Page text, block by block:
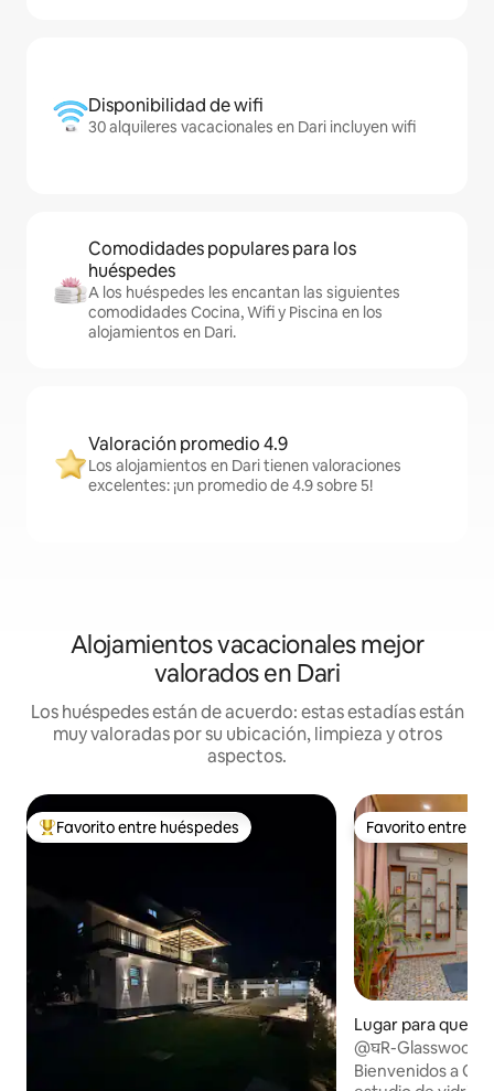
Disponibilidad de wifi
30 alquileres vacacionales en Dari incluyen wifi
Comodidades populares para los
huéspedes
A los huéspedes les encantan las siguientes
comodidades Cocina, Wifi y Piscina en los
alojamientos en Dari.
Valoración promedio 4.9
Los alojamientos en Dari tienen valoraciones
excelentes: ¡un promedio de 4.9 sobre 5!
Alojamientos vacacionales mejor
valorados en Dari
Los huéspedes están de acuerdo: estas estadías están
muy valoradas por su ubicación, limpieza y otros
aspectos.
Favorito entre huéspedes preferido
Favorito entre huéspedes Favorito entre
Favorito entre
Lugar para
ramsala
@घR-Glasswood
acondicionado
Bienvenidos a